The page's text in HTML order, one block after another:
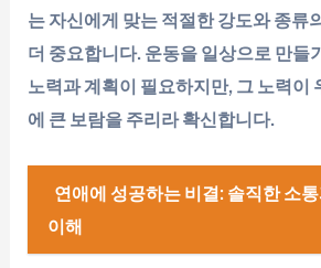
는 자신에게 맞는 적절한 강도와 종류
더 중요합니다. 운동을 일상으로 만들
노력과 계획이 필요하지만, 그 노력이
에 큰 보람을 주리라 확신합니다.
연애에 성공하는 비결: 솔직한 소
이해